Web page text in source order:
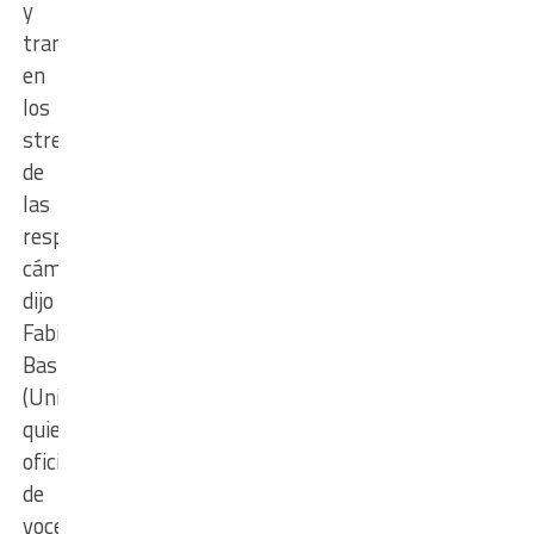
y
transmisión
en
los
streaming
de
las
respectivas
cámaras,
dijo
Fabián
Bastia
(Unidos)
quien
ofició
de
vocero